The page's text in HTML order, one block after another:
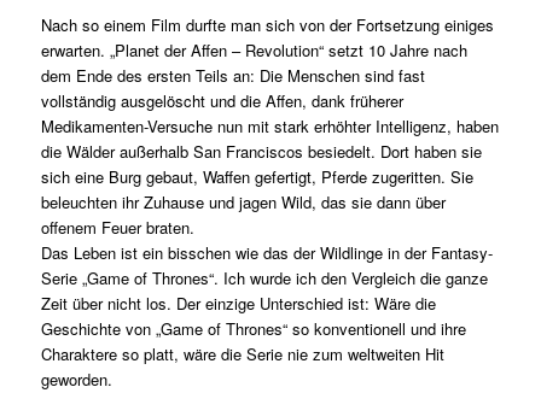
Nach so einem Film durfte man sich von der Fortsetzung einiges
erwarten. „Planet der Affen – Revolution“ setzt 10 Jahre nach
dem Ende des ersten Teils an: Die Menschen sind fast
vollständig ausgelöscht und die Affen, dank früherer
Medikamenten-Versuche nun mit stark erhöhter Intelligenz, haben
die Wälder außerhalb San Franciscos besiedelt. Dort haben sie
sich eine Burg gebaut, Waffen gefertigt, Pferde zugeritten. Sie
beleuchten ihr Zuhause und jagen Wild, das sie dann über
offenem Feuer braten.
Das Leben ist ein bisschen wie das der Wildlinge in der Fantasy-
Serie „Game of Thrones“. Ich wurde ich den Vergleich die ganze
Zeit über nicht los. Der einzige Unterschied ist: Wäre die
Geschichte von „Game of Thrones“ so konventionell und ihre
Charaktere so platt, wäre die Serie nie zum weltweiten Hit
geworden.